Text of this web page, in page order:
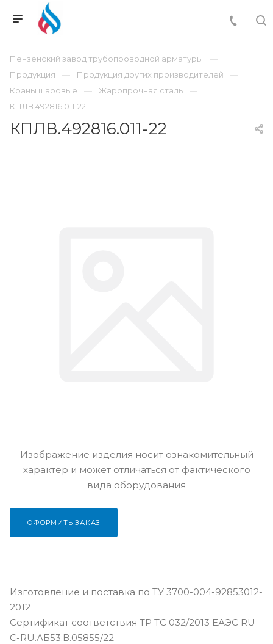
Пензенский завод трубопроводной арматуры
Продукция
Продукция других производителей
Краны шаровые
Жаропрочная сталь
КПЛВ.492816.011-22
КПЛВ.492816.011-22
Изготовление и поставка по ТУ 3700-004-92853012-
2012
Сертификат соответствия ТР ТС 032/2013 ЕАЭС RU
С-RU.АБ53.В.05855/22
Изображение изделия носит ознакомительный
характер и может отличаться от фактического
вида оборудования
ОФОРМИТЬ ЗАКАЗ